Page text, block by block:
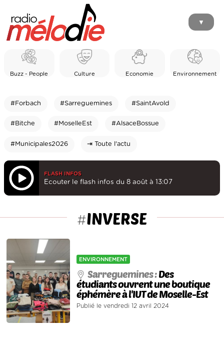
▼
Buzz - People Culture Economie Environnement
#Forbach #Sarreguemines #SaintAvold
#Bitche #MoselleEst #AlsaceBossue
#Municipales2026 ⇥ Toute l'actu
FLASH INFOS
Ecouter le flash infos du 8 août à 13:07
#INVERSE
ENVIRONNEMENT
Sarreguemines :Des
étudiants ouvrent une boutique
éphémère à l'IUT de Moselle-Est
Publié le vendredi 12 avril 2024